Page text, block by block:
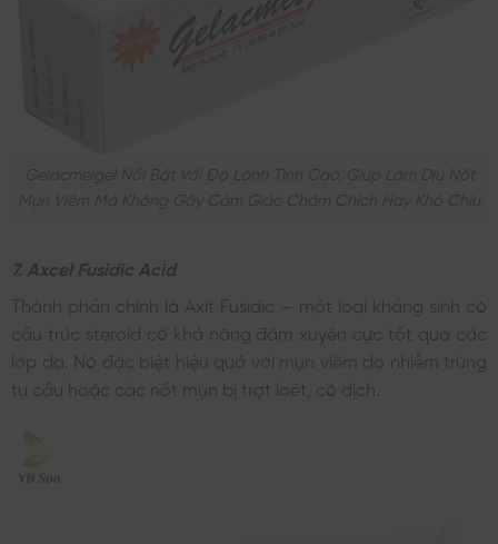
Gelacmeigel Nổi Bật Với Độ Lành Tính Cao, Giúp Làm Dịu Nốt
Mụn Viêm Mà Không Gây Cảm Giác Châm Chích Hay Khó Chịu
7. Axcel Fusidic Acid
Thành phần chính là Axit Fusidic – một loại kháng sinh có
cấu trúc steroid có khả năng đâm xuyên cực tốt qua các
lớp da. Nó đặc biệt hiệu quả với mụn viêm do nhiễm trùng
tụ cầu hoặc các nốt mụn bị trợt loét, có dịch.